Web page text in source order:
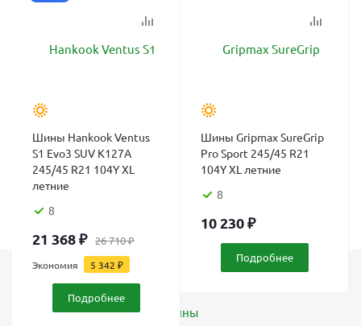
Шины Hankook Ventus
S1 Evo3 SUV K127A
245/45 R21 104Y XL
летние
8
21 368₽ 26 710₽
Экономия 5 342 ₽
Подробнее
Шины Gripmax SureGrip
Pro Sport 245/45 R21
104Y XL летние
8
10 230₽
Подробнее
Шины